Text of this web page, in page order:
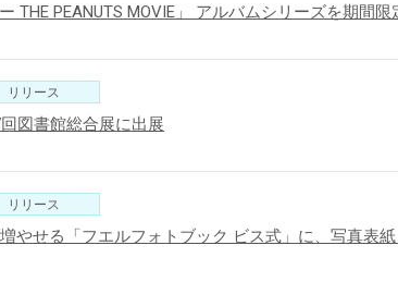
THE PEANUTS MOVIE」 アルバムシリーズを期間限
リリース
図書館総合展に出展
リリース
やせる「フエルフォトブック ビス式」に、写真表